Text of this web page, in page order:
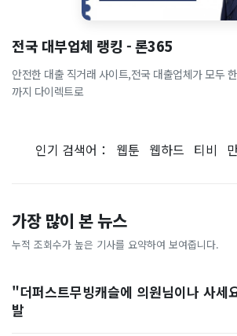
전국 대부업체 랭킹 - 론365
안전한 대출 직거래 사이트,전국 대출업체가 모두
까지 다이렉트로
인기 검색어： 웹툰 웹하드 티비
가장 많이 본 뉴스
누적 조회수가 높은 기사를 요약하여 보여줍니다.
"더퍼스트무빙캐슬에 의원님이나 사
발